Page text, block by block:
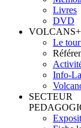
Livres
DVD
VOLCANS+
Le
Info-
SECTEUR